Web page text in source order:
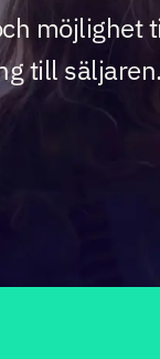
möjlighet
till säljaren.